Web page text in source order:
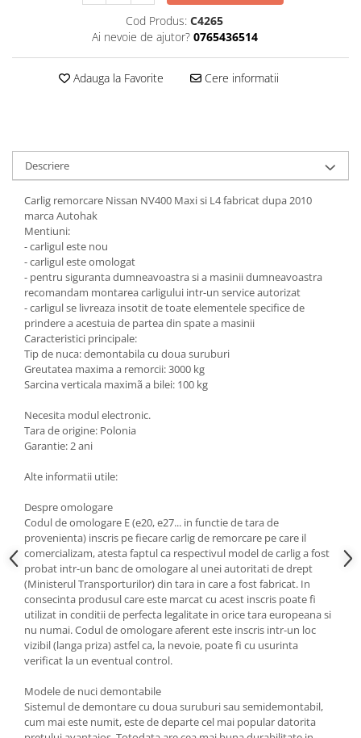
Carlige Lada
Carlige Lancia
Carlige Land Rover
Carlige Lexus
Carlige MAN
Carlige Mazda
Carlige Mercedes
Carlige MG
Carlige Mini
Carlige Mitsubishi
Carlige Nissan
Carlige Omoda
Carlige Peugeot
Carlige Plymouth
Carlige Polestar
Carlige Porsche
Carlige Renault
Carlige Seat
Carlige Skoda
Carlige SsangYong
Carlige Suzuki
Carlige Tesla
Covorase auto Toyota
Covorase auto Volvo
Scut motor MAN
Scut motor Maxus
Scut motor Mazda
Scut motor Mercedes
Scut motor Mitsubishi
Scut motor Nissan
Scut motor Opel
Scut motor Peugeot
Scut motor Porsche
Scut motor Renault
Scut motor SAAB
Scut motor Seat
Scut motor Skoda
Scut motor Smart
Scut motor Subaru
Scut motor Tesla
Scut motor Toyota
Scut motor Volvo
Scut motor Volvo C40
Scut motor Volvo V90
Scut motor Volvo XC40
Scut motor Vw
Cod Produs: C4265
Ai nevoie de ajutor? 0765436514
Adauga la Favorite Cere informatii
Descriere
Carlig remorcare Nissan NV400 Maxi si L4 fabricat dupa 2010
marca Autohak
Mentiuni:
- carligul este nou
- carligul este omologat
- pentru siguranta dumneavoastra si a masinii dumneavoastra
recomandam montarea carligului intr-un service autorizat
- carligul se livreaza insotit de toate elementele specifice de
prindere a acestuia de partea din spate a masinii
Caracteristici principale:
Tip de nuca: demontabila cu doua suruburi
Greutatea maxima a remorcii: 3000 kg
Sarcina verticala maximã a bilei: 100 kg
Necesita modul electronic.
Tara de origine: Polonia
Garantie: 2 ani
Alte informatii utile:
Despre omologare
Codul de omologare E (e20, e27... in functie de tara de
provenienta) inscris pe fiecare carlig de remorcare pe care il
comercializam, atesta faptul ca respectivul model de carlig a fost
probat intr-un banc de omologare al unei autoritati de drept
(Ministerul Transporturilor) din tara in care a fost fabricat. In
consecinta produsul care este marcat cu acest inscris poate fi
utilizat in conditii de perfecta legalitate in orice tara europeana si
nu numai. Codul de omologare aferent este inscris intr-un loc
vizibil (langa priza) astfel ca, la nevoie, poate fi cu usurinta
verificat la un eventual control.
Modele de nuci demontabile
Sistemul de demontare cu doua suruburi sau semidemontabil,
cum mai este numit, este de departe cel mai popular datorita